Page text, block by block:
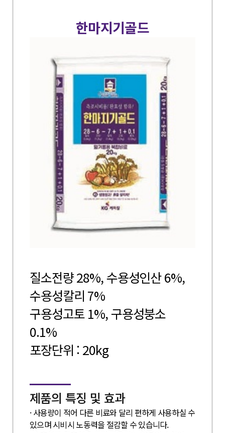
한마지기골드
질소전량 28%, 수용성인산 6%,
수용성칼리 7%
구용성고토 1%, 구용성붕소
0.1%
포장단위 : 20kg
제품의 특징 및 효과
· 사용량이 적어 다른 비료와 달리 편하게 사용하실 수
있으며 시비시 노동력을 절감할 수 있습니다.